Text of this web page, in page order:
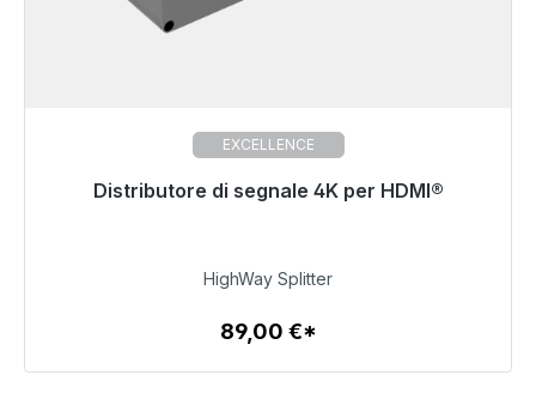
EXCELLENCE
Distributore di segnale 4K per HDMI®
Pronto per la spedizione immediata, tempo di
89,00 €
Dettagli
HighWay Splitter
89,00 €*